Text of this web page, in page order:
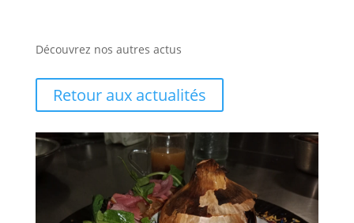
Découvrez nos autres actus
Retour aux actualités